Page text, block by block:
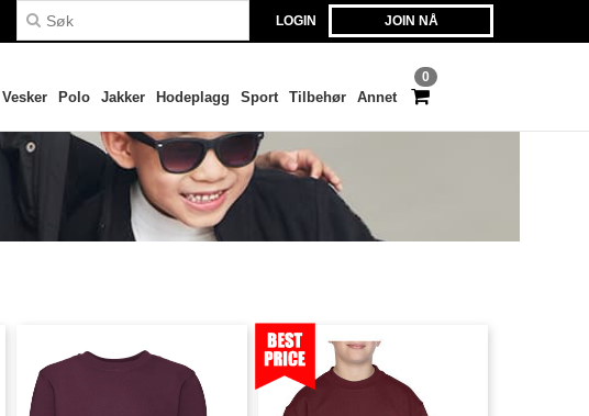
LOGIN JOIN NÅ
0
Vesker Polo Jakker Hodeplagg Sport Tilbehør Annet